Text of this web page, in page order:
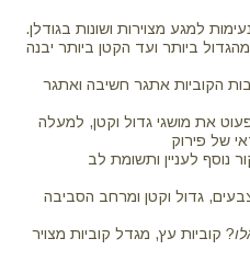
למגע מצוירות ושונות בגודלן.
ביותר ועד הקטן ביותר יבנה
הקוביות אתגר חשיבה ואתגר
את מושגי גדול וקטן, למעלה
של פירוק
נוסף לעניין ותשומת לב
גדול וקטן ומרחב הסביבה
? קוביות עץ, מגדל קוביות מצויר